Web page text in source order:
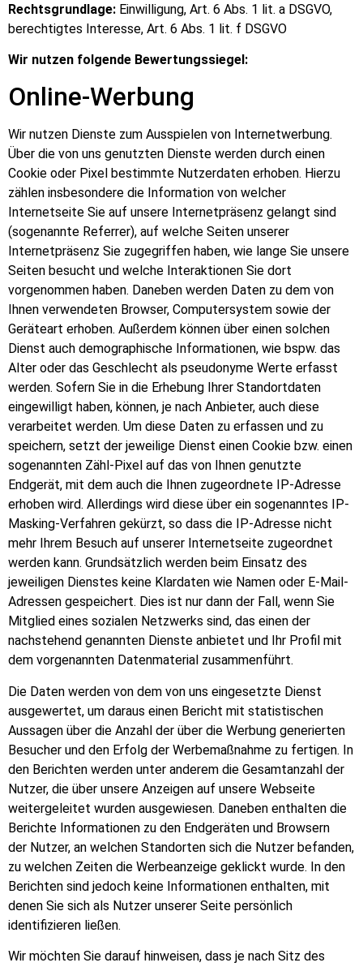
Rechtsgrundlage: Einwilligung, Art. 6 Abs. 1 lit. a DSGVO,
berechtigtes Interesse, Art. 6 Abs. 1 lit. f DSGVO
Wir nutzen folgende Bewertungssiegel:
Online-Werbung
Wir nutzen Dienste zum Ausspielen von Internetwerbung.
Über die von uns genutzten Dienste werden durch einen
Cookie oder Pixel bestimmte Nutzerdaten erhoben. Hierzu
zählen insbesondere die Information von welcher
Internetseite Sie auf unsere Internetpräsenz gelangt sind
(sogenannte Referrer), auf welche Seiten unserer
Internetpräsenz Sie zugegriffen haben, wie lange Sie unsere
Seiten besucht und welche Interaktionen Sie dort
vorgenommen haben. Daneben werden Daten zu dem von
Ihnen verwendeten Browser, Computersystem sowie der
Geräteart erhoben. Außerdem können über einen solchen
Dienst auch demographische Informationen, wie bspw. das
Alter oder das Geschlecht als pseudonyme Werte erfasst
werden. Sofern Sie in die Erhebung Ihrer Standortdaten
eingewilligt haben, können, je nach Anbieter, auch diese
verarbeitet werden. Um diese Daten zu erfassen und zu
speichern, setzt der jeweilige Dienst einen Cookie bzw. einen
sogenannten Zähl-Pixel auf das von Ihnen genutzte
Endgerät, mit dem auch die Ihnen zugeordnete IP-Adresse
erhoben wird. Allerdings wird diese über ein sogenanntes IP-
Masking-Verfahren gekürzt, so dass die IP-Adresse nicht
mehr Ihrem Besuch auf unserer Internetseite zugeordnet
werden kann. Grundsätzlich werden beim Einsatz des
jeweiligen Dienstes keine Klardaten wie Namen oder E-Mail-
Adressen gespeichert. Dies ist nur dann der Fall, wenn Sie
Mitglied eines sozialen Netzwerks sind, das einen der
nachstehend genannten Dienste anbietet und Ihr Profil mit
dem vorgenannten Datenmaterial zusammenführt.
Die Daten werden von dem von uns eingesetzte Dienst
ausgewertet, um daraus einen Bericht mit statistischen
Aussagen über die Anzahl der über die Werbung generierten
Besucher und den Erfolg der Werbemaßnahme zu fertigen. In
den Berichten werden unter anderem die Gesamtanzahl der
Nutzer, die über unsere Anzeigen auf unsere Webseite
weitergeleitet wurden ausgewiesen. Daneben enthalten die
Berichte Informationen zu den Endgeräten und Browsern
der Nutzer, an welchen Standorten sich die Nutzer befanden,
zu welchen Zeiten die Werbeanzeige geklickt wurde. In den
Berichten sind jedoch keine Informationen enthalten, mit
denen Sie sich als Nutzer unserer Seite persönlich
identifizieren ließen.
Wir möchten Sie darauf hinweisen, dass je nach Sitz des